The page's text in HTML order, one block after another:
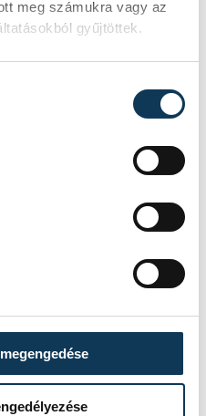
meg számukra vagy az
gyűjtöttek.
egygólos
a